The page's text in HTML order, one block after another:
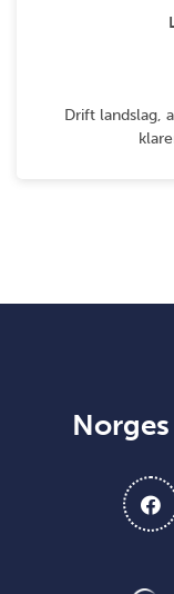
Drift landslag,